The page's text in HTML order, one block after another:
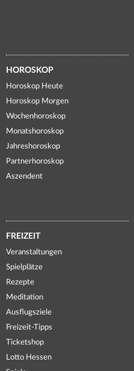
HOROSKOP
Horoskop Heute
Horoskop Morgen
Wochenhoroskop
Monatshoroskop
Jahreshoroskop
Partnerhoroskop
Aszendent
FREIZEIT
Veranstaltungen
Spielplätze
Rezepte
Meditation
Ausflugsziele
Freizeit-Tipps
Ticketshop
Lotto Hessen